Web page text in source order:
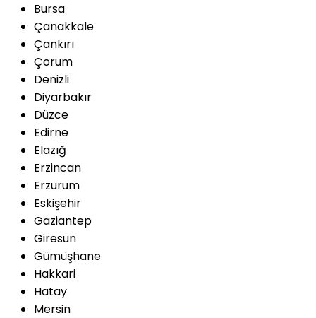
Bursa
Çanakkale
Çankırı
Çorum
Denizli
Diyarbakır
Düzce
Edirne
Elazığ
Erzincan
Erzurum
Eskişehir
Gaziantep
Giresun
Gümüşhane
Hakkari
Hatay
Mersin